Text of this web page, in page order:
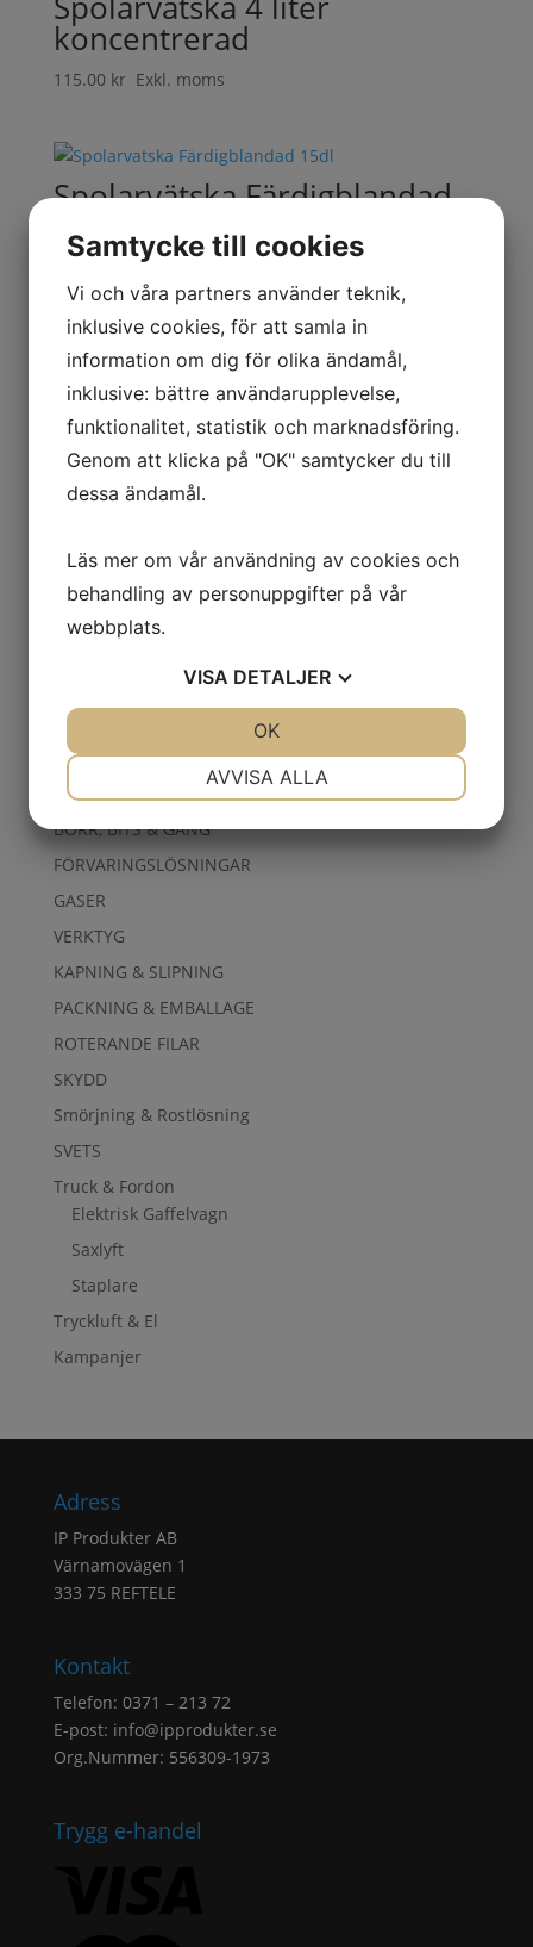
koncentrerad
115.00 krExkl. moms
Spolarvätska Färdigblandad
1L
Exkl. moms
Spolarvätska färdigblandad 4
liter
56.00krExkl. moms
Spolarvätska Koncentrerad
1L
Exkl. moms
VERKSTAD
TILLSATS
ARBETSKLÄDER
BORR, BITS & GÄNG
FÖRVARINGSLÖSNINGAR
GASER
VERKTYG
KAPNING & SLIPNING
PACKNING & EMBALLAGE
ROTERANDE FILAR
SKYDD
Smörjning & Rostlösning
SVETS
Truck & Fordon
Elektrisk Gaffelvagn
Saxlyft
Staplare
Tryckluft & El
Kampanjer
Adress
IP Produkter AB
Värnamovägen 1
333 75 REFTELE
Kontakt
Telefon: 0371 – 213 72
E-post: info@ipprodukter.se
Org.Nummer: 556309-1973
Trygg e-handel
Samtycke till cookies
Vi och våra partners använder teknik,
inklusive cookies, för att samla in
information om dig för olika ändamål,
inklusive: bättre användarupplevelse,
funktionalitet, statistik och marknadsföring.
Genom att klicka på "OK" samtycker du till
dessa ändamål.
Läs mer om vår användning av cookies och
behandling av personuppgifter på vår
webbplats.
VISA DETALJER
AVVISA ALLA
OK